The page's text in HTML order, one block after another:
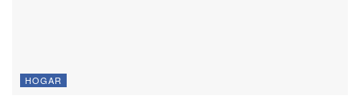
HOGAR